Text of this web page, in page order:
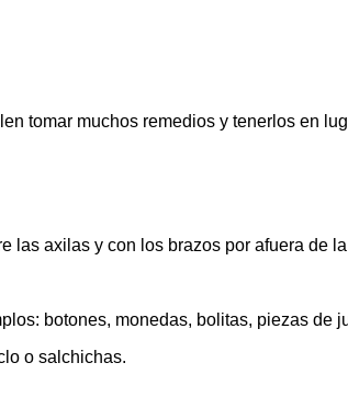
tomar muchos remedios y tenerlos en
las axilas y con los brazos por afuera de
botones, monedas, bolitas, piezas de
o salchichas.